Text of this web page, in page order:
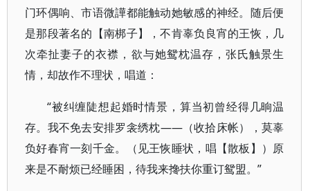
门环偶响、市语微譁都能触动她敏感的神经。随后便
是那段著名的【南梆子】，不肯辜负良宵的王恢，几
次牵扯妻子的衣襟，欲与她鸳枕温存，张氏触景生
情，却故作不理状，唱道：
“被纠缠陡想起婚时情景，算当初曾经得几晌温
存。我不免去安排罗衾绣枕——（收拾床帐），莫辜
负好春宵一刻千金。（见王恢睡状，唱【散板】）原
来是不耐烦已经睡困，待我来搀扶你重订鸳盟。”